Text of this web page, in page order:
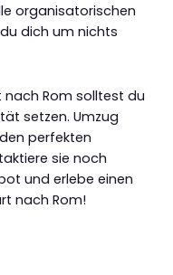
organisatorischen
dich um nichts
nach Rom solltest du
setzen. Umzug
perfekten
sie noch
und erlebe einen
nach Rom!